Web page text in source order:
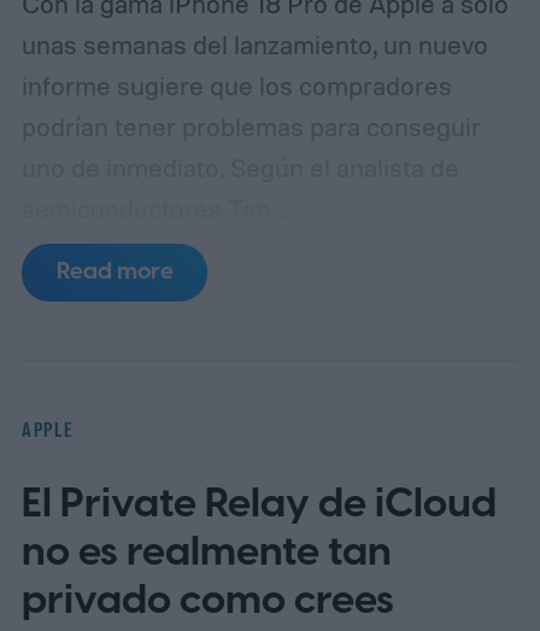
unas semanas del lanzamiento, un nuevo
informe sugiere que los compradores
podrían tener problemas para conseguir
Culpan (vía 9to5Mac), la escasez de DRAM
está frenando la producción y podría dejar
Read more
APPLE
El Private Relay de iCloud
no es realmente tan
privado como crees